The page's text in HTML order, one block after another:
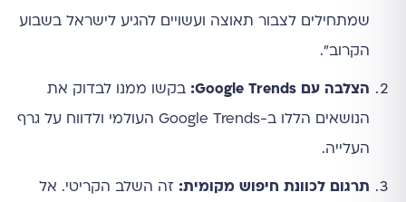
שמתחילים לצבור תאוצה ועשויים להגיע לישראל בשבוע
הקרוב".
הצלבה עם Google Trends: בקשו ממנו לבדוק את
הנושאים הללו ב-Google Trends העולמי ולדווח על גרף
העלייה.
תרגום לכוונת חיפוש מקומית: זה השלב הקריטי. אל